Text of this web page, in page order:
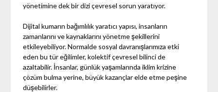
yönetimine dek bir dizi çevresel sorun yaratıyor.
Dijital kumarın bağımlılık yaratıcı yapısı, insanların
zamanlarını ve kaynaklarını yönetme şekillerini
etkileyebiliyor. Normalde sosyal davranışlarımıza etki
eden bu tür eğilimler, kolektif çevresel bilinci de
azaltabilir. İnsanlar, günlük yaşamlarında iklim krizine
çözüm bulma yerine, büyük kazançlar elde etme peşine
düşebilirler.